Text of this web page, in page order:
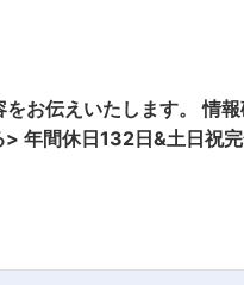
たします。 情報確認日: